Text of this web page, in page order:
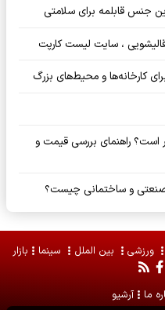
جنس قابلمه برای سلامتی
، سایت لیست کارپت
کارخانه‌ها و محیط‌های بزرگ
است؟ راهنمای بررسی قیمت و
صنعتی و ساختمانی چیست؟
ورزشی بین الملل سینما بازار
ما آرشیو